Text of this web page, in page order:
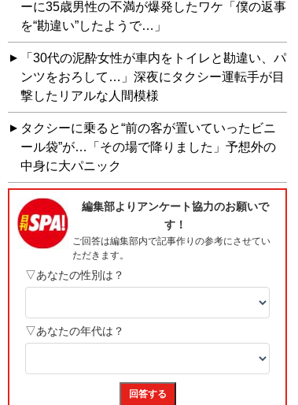
ーに35歳男性の不満が爆発したワケ「僕の返事
を“勘違い”したようで…」
「30代の泥酔女性が車内をトイレと勘違い、パ
ンツをおろして…」深夜にタクシー運転手が目
撃したリアルな人間模様
タクシーに乗ると“前の客が置いていったビニ
ール袋”が…「その場で降りました」予想外の
中身に大パニック